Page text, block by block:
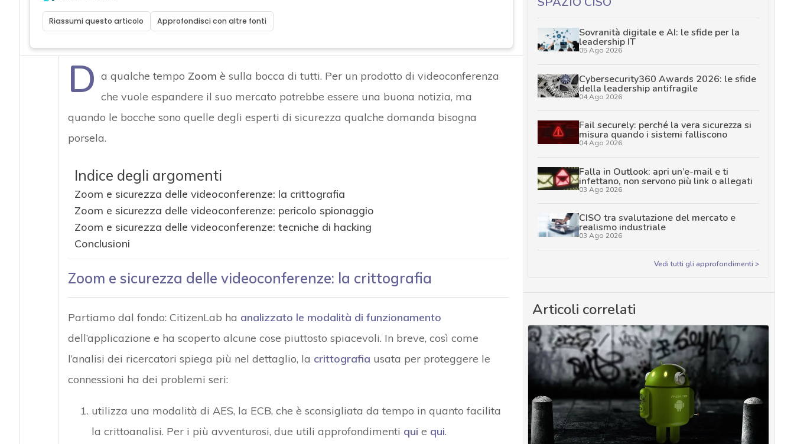
Riassumi questo articolo Approfondisci con altre fonti
D a qualche tempo Zoom è sulla bocca di tutti. Per un prodotto di videoconferenza
che vuole espandere il suo mercato potrebbe essere una buona notizia, ma
quando le bocche sono quelle degli esperti di sicurezza qualche domanda bisogna
porsela.
Indice degli argomenti
Zoom e sicurezza delle videoconferenze: la crittografia
Zoom e sicurezza delle videoconferenze: pericolo spionaggio
Zoom e sicurezza delle videoconferenze: tecniche di hacking
Conclusioni
Zoom e sicurezza delle videoconferenze: la crittografia
Partiamo dal fondo: CitizenLab ha analizzato le modalità di funzionamento
dell’applicazione e ha scoperto alcune cose piuttosto spiacevoli. In breve, così come
l’analisi dei ricercatori spiega più nel dettaglio, la crittografia usata per proteggere le
connessioni ha dei problemi seri:
utilizza una modalità di AES, la ECB, che è sconsigliata da tempo in quanto facilita
la crittoanalisi. Per i più avventurosi, due utili approfondimenti qui e qui.
Sovranità digitale e AI: le sfide per la
leadership IT
05 Ago 2026
Cybersecurity360 Awards 2026: le sfide
della leadership antifragile
04 Ago 2026
Fail securely: perché la vera sicurezza si
misura quando i sistemi falliscono
04 Ago 2026
Falla in Outlook: apri un’e-mail e ti
infettano, non servono più link o allegati
03 Ago 2026
CISO tra svalutazione del mercato e
realismo industriale
03 Ago 2026
Vedi tutti gli approfondimenti >
Articoli correlati